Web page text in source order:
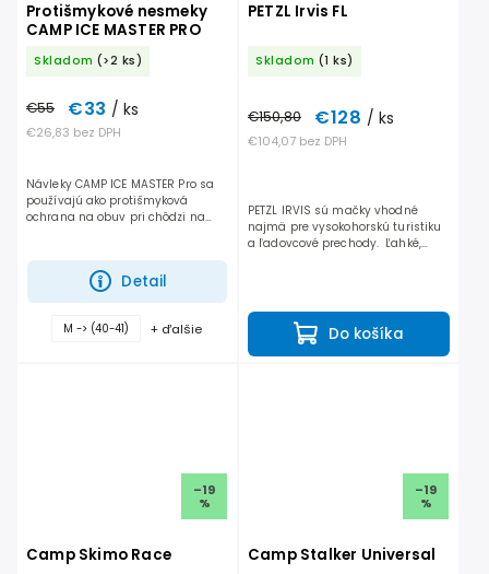
Protišmykové nesmeky
CAMP ICE MASTER PRO
Skladom (>2 ks)
€26,83 bez DPH
€55 €33 / ks
Detail
Návleky CAMP ICE MASTER Pro sa
používajú ako protišmyková
ochrana na obuv pri chôdzi na
nasunutie a vyzutie, udržujú
M -> (40-41) + ďalšie
PETZL Irvis FL
Skladom (1 ks)
€104,07 bez DPH
€150,80 €128 / ks
Do košíka
PETZL IRVIS sú mačky vhodné
najmä pre vysokohorskú turistiku
a ľadovcové prechody. Ľahké,
–19
%
Camp Skimo Race
–19
%
Camp Stalker Universal